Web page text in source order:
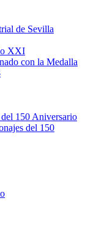
de Sevilla
XXI
con la Medalla
150 Aniversario
del 150